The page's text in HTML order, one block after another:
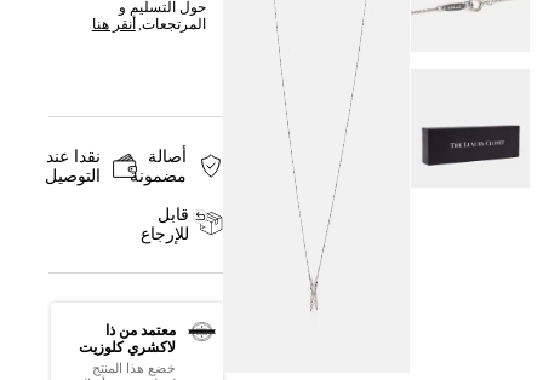
حول التسليم و
المرتجعات, أنقر هنا
أصالة
مضمونة
نقدا عند
التوصيل
قابل
للإرجاع
معتمد من ذا
لاكشري كلوزيت
خضع هذا المنتج